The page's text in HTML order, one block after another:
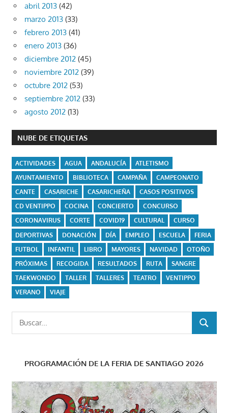
abril 2013 (42)
marzo 2013 (33)
febrero 2013 (41)
enero 2013 (36)
diciembre 2012 (45)
noviembre 2012 (39)
octubre 2012 (53)
septiembre 2012 (33)
agosto 2012 (13)
NUBE DE ETIQUETAS
ACTIVIDADES AGUA ANDALUCÍA
ATLETISMO
AYUNTAMIENTO
BIBLIOTECA CAMPAÑA
CAMPEONATO
CANTE
CASARICHE CASARICHEÑA
CASOS POSITIVOS
CD VENTIPPO
COCINA CONCIERTO
CONCURSO
CORONAVIRUS
CORTE COVID19 CULTURAL
CURSO
DEPORTIVAS
DONACIÓN DÍA EMPLEO ESCUELA
FERIA
FUTBOL
INFANTIL LIBRO MAYORES NAVIDAD
OTOÑO
PRÓXIMAS
RECOGIDA RESULTADOS RUTA
SANGRE
TAEKWONDO
TALLER TALLERES TEATRO
VENTIPPO
VERANO
VIAJE
Buscar:
BUSCAR
PROGRAMACIÓN DE LA FERIA DE SANTIAGO 2026